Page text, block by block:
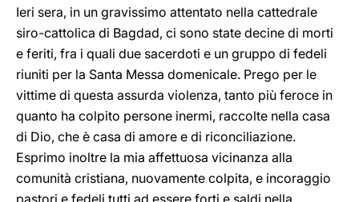
Ieri sera, in un gravissimo attentato nella cattedrale
siro-cattolica di Bagdad, ci sono state decine di morti
e feriti, fra i quali due sacerdoti e un gruppo di fedeli
riuniti per la Santa Messa domenicale. Prego per le
vittime di questa assurda violenza, tanto più feroce in
quanto ha colpito persone inermi, raccolte nella casa
di Dio, che è casa di amore e di riconciliazione.
Esprimo inoltre la mia affettuosa vicinanza alla
comunità cristiana, nuovamente colpita, e incoraggio
pastori e fedeli tutti ad essere forti e saldi nella